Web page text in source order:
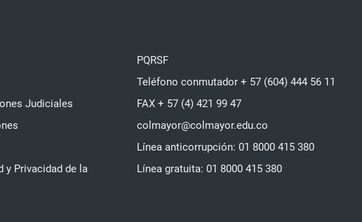
Judiciales
y Privacidad de la
PQRSF
Teléfono conmutador + 57 (604) 444 56 11
FAX + 57 (4) 421 99 47
colmayor@colmayor.edu.co
Línea anticorrupción: 01 8000 415 380
Línea gratuita: 01 8000 415 380